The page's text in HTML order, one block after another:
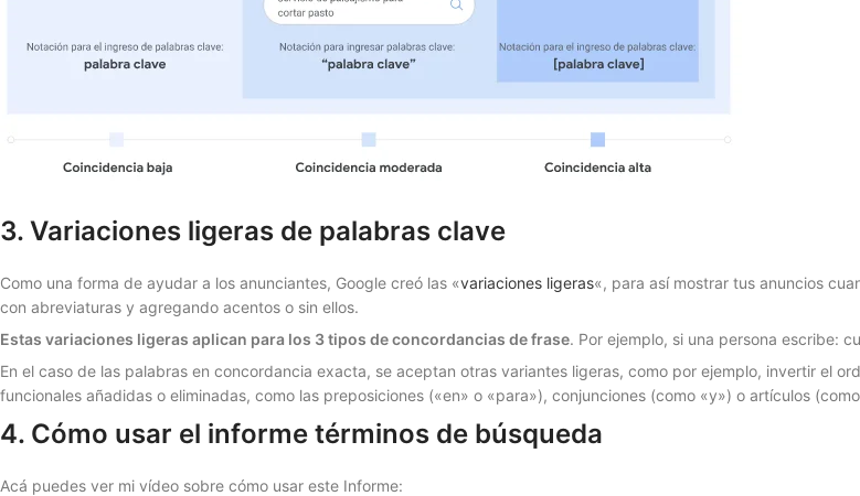
3. Variaciones ligeras de palabras clave
Como una forma de ayudar a los anunciantes, Google creó las «variaciones ligeras«, para así mostrar tus anuncios
con abreviaturas y agregando acentos o sin ellos.
Estas variaciones ligeras aplican para los 3 tipos de concordancias de frase. Por ejemplo, si una persona escribe:
En el caso de las palabras en concordancia exacta, se aceptan otras variantes ligeras, como por ejemplo, invertir el
funcionales añadidas o eliminadas, como las preposiciones («en» o «para»), conjunciones (como «y») o artículos
4. Cómo usar el informe términos de búsqueda
Acá puedes ver mi vídeo sobre cómo usar este Informe: